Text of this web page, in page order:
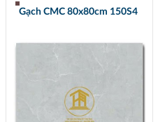
Gạch CMC 80x80cm 150S4